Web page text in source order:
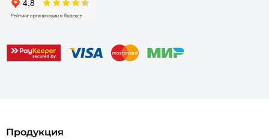
Продукция